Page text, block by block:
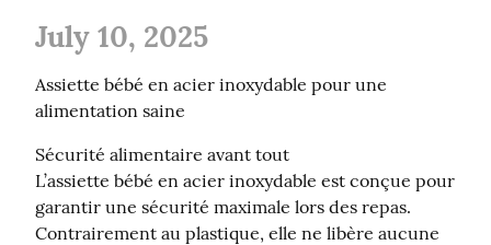
July 10, 2025
Assiette bébé en acier inoxydable pour une
alimentation saine
Sécurité alimentaire avant tout
L’assiette bébé en acier inoxydable est conçue pour
garantir une sécurité maximale lors des repas.
Contrairement au plastique, elle ne libère aucune